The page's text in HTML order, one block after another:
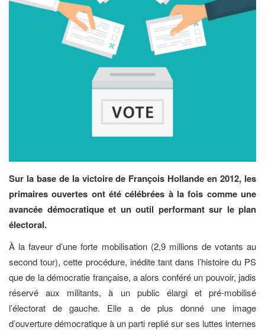
Sur la base de la victoire de François Hollande en 2012, les
primaires ouvertes ont été célébrées à la fois comme une
avancée démocratique et un outil performant sur le plan
électoral.
À la faveur d’une forte mobilisation (2,9 millions de votants au
second tour), cette procédure, inédite tant dans l’histoire du PS
que de la démocratie française, a alors conféré un pouvoir, jadis
réservé aux militants, à un public élargi et pré-mobilisé
l’électorat de gauche. Elle a de plus donné une image
d’ouverture démocratique à un parti replié sur ses luttes internes